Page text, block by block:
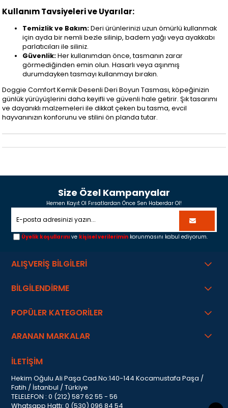
Kullanım Tavsiyeleri ve Uyarılar:
Temizlik ve Bakım:Deri ürünlerinizi uzun ömürlü kullanmak
için ayda bir nemli bezle silinip, badem yağı veya ayakkabı
parlatıcıları ile siliniz.
Güvenlik:Her kullanımdan önce, tasmanın zarar
görmediğinden emin olun. Hasarlı veya aşınmış
durumdayken tasmayı kullanmayı bırakın.
Doggie Comfort Kemik Desenli Deri Boyun Tasması, köpeğinizin
günlük yürüyüşlerini daha keyifli ve güvenli hale getirir. Şık tasarımı
ve dayanıklı malzemeleri ile dikkat çeken bu tasma, evcil
hayvanınızın konforunu ve stilini ön planda tutar.
Size Özel Kampanyalar
Hemen Kayıt Ol Fırsatlardan Önce Sen Haberdar Ol!
Üyelik koşullarını ve kişisel verilerimin korunmasını kabul ediyorum.
ALIŞVERİŞ BİLGİLERİ
BİLGİLENDİRME
POPÜLER KATEGORİLER
ARANAN MARKALAR
İLETİŞİM
Hekim Oğulu Ali Paşa Cad.No:140-144 Kocamustafa Paşa /
Fatih / İstanbul / Türkiye
TELELEFON : 0 (212) 587 62 55 - 56
Whatsapp Hattı: 0 (530) 096 84 54